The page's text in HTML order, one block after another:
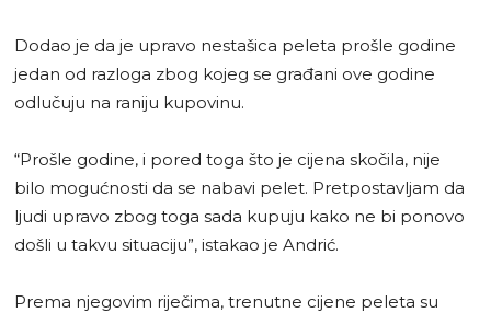
Dodao je da je upravo nestašica peleta prošle godine
jedan od razloga zbog kojeg se građani ove godine
odlučuju na raniju kupovinu.
“Prošle godine, i pored toga što je cijena skočila, nije
bilo mogućnosti da se nabavi pelet. Pretpostavljam da
ljudi upravo zbog toga sada kupuju kako ne bi ponovo
došli u takvu situaciju”, istakao je Andrić.
Prema njegovim riječima, trenutne cijene peleta su